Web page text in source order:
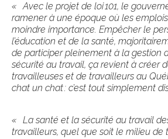
« Avec le projet de loi101, le
ramener à une époque où les
moindre importance. Empêcher le
l’éducation et de la santé,
de participer pleinement à la gestion
sécurité au travail, ça revient à créer
travailleuses et de travailleurs au
chat un chat : c’est tout simplement
« La santé et la sécurité au travail
travailleurs, quel que soit le milieu de